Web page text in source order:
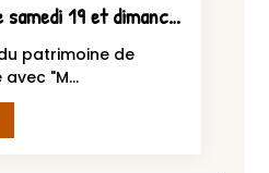
Mesnil-en-Ouche samedi 19 et dimanche 20 octobre 2019
patrimoine de
"M...